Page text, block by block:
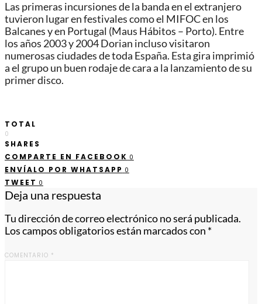
Las primeras incursiones de la banda en el extranjero
tuvieron lugar en festivales como el MIFOC en los
Balcanes y en Portugal (Maus Hábitos – Porto). Entre
los años 2003 y 2004 Dorian incluso visitaron
numerosas ciudades de toda España. Esta gira imprimió
a el grupo un buen rodaje de cara a la lanzamiento de su
primer disco.
TOTAL
0
SHARES
COMPARTE EN FACEBOOK 0
ENVÍALO POR WHATSAPP 0
TWEET 0
Deja una respuesta
Tu dirección de correo electrónico no será publicada.
Los campos obligatorios están marcados con *
COMENTARIO *